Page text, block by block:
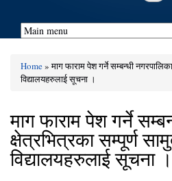
You are here
Home» माग फाराम पेश गर्ने सम्बन्धी
विद्यालयहरुलाई सूचना ।
माग फाराम पेश गर्ने
क्षेत्रभित्रका सम्पूर्ण
विद्यालयहरुलाई सूचना ।